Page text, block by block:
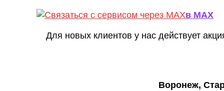
в MAX
Для новых клиентов у нас действует
Воронеж,